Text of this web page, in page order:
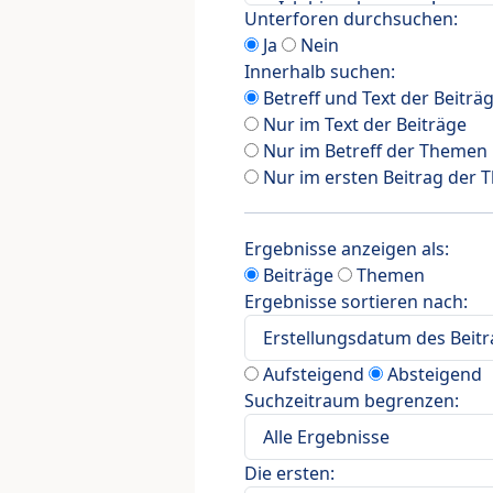
Unterforen durchsuchen:
Ja
Nein
Innerhalb suchen:
Betreff und Text der
Nur im Text der Beiträge
Nur im Betreff der Themen
Nur im ersten Beitrag der
Ergebnisse anzeigen als:
Beiträge
Themen
Ergebnisse sortieren nach:
Aufsteigend
Absteigend
Suchzeitraum begrenzen:
Die ersten: